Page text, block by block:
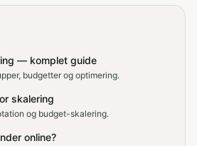
— komplet guide
budgetter og optimering.
skalering
og budget-skalering.
online?